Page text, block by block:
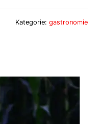
Kategorie: gastronomie